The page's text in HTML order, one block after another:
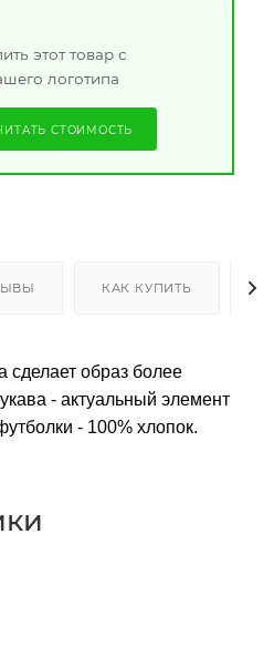
этот товар с
логотипа
СТОИМОСТЬ
КАК КУПИТЬ
сделает образ более
- актуальный элемент
- 100% хлопок.